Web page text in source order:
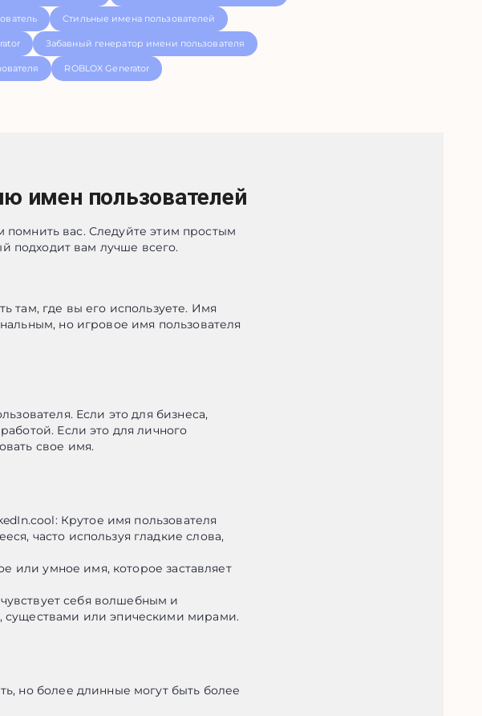
Стильные имена пользователей
Забавный генератор имени пользователя
ROBLOX Generator
имен пользователей
вас. Следуйте этим простым
подходит вам лучше всего.
там, где вы его используете. Имя
но игровое имя пользователя
Если это для бизнеса,
Если это для личного
свое имя.
Крутое имя пользователя
часто используя гладкие слова,
или умное имя, которое заставляет
себя волшебным и
существами или эпическими мирами.
но более длинные могут быть более